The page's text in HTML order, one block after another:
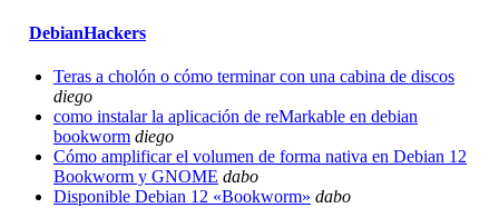
DebianHackers
Teras a cholón o cómo terminar con una cabina de discos
diego
como instalar la aplicación de reMarkable en debian
bookworm diego
Cómo amplificar el volumen de forma nativa en Debian 12
Bookworm y GNOME dabo
Disponible Debian 12 «Bookworm» dabo